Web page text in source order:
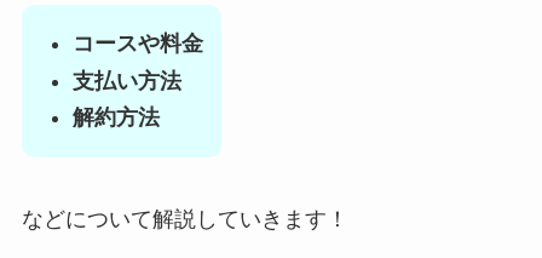
コースや料金
支払い方法
解約方法
などについて解説していきます！